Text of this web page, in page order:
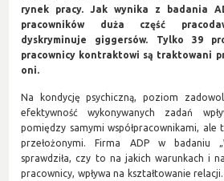
rynek pracy. Jak wynika z badania
pracowników duża część
dyskryminuje giggersów. Tylko 39
pracownicy kontraktowi są traktowani
oni.
Na kondycję psychiczną, poziom
efektywność wykonywanych zadań
pomiędzy samymi współpracownikami,
przełożonymi. Firma ADP w badaniu
sprawdziła, czy to na jakich warunkach i
pracownicy, wpływa na kształtowanie